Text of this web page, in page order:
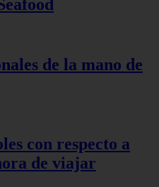
de la mano de
con respecto a
de viajar